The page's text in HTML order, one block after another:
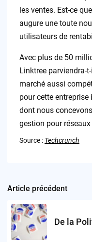
les ventes. Est-ce
augure une toute
utilisateurs de
Avec plus de 50
Linktree parviendra-
marché aussi
pour cette
dont nous
gestion pour
Source : Techcrunch
Post
navigation
Article précédent
De la